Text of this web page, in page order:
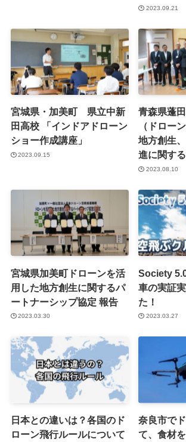
2023.09.21
宮城県・加美町 県立中新
田高校 「インドアドローン
ショー作成講座」
2023.09.15
青森県蓬
（ドロー
地方創生
進に関す
2023.08.10
宮城県加美町ドローンを活
用した地方創生に関するパ
ートナーシップ協定 報告
2023.03.30
Society
車の実証
た！
2023.03.27
日本との違いは？各国のド
ローン飛行ルールについて
奈良市で
て、食材